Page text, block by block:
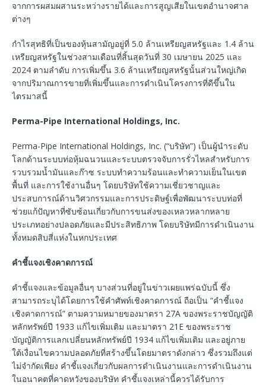
จากการผสมผสานระหว่างรายได้และการสูญเสียในเขตอำนาจศาล
ต่างๆ
กำไรสุทธิที่เป็นของหุ้นสามัญอยู่ที่ 5.0 ล้านเหรียญสหรัฐและ 1.4 ล้าน
เหรียญสหรัฐในช่วงสามเดือนที่สิ้นสุดวันที่ 30 เมษายน 2025 และ
2024 ตามลำดับ การเพิ่มขึ้น 3.6 ล้านเหรียญสหรัฐนั้นส่วนใหญ่เกิด
จากปริมาณการขายที่เพิ่มขึ้นและการดำเนินโครงการที่ดีขึ้นใน
ไตรมาสนี้
Perma-Pipe International Holdings, Inc.
Perma-Pipe International Holdings, Inc. (“บริษัท”) เป็นผู้นำระดับ
โลกด้านระบบท่อหุ้มฉนวนและระบบตรวจจับการรั่วไหลสำหรับการ
รวบรวมน้ำมันและก๊าซ ระบบทำความร้อนและทำความเย็นในเขต
พื้นที่ และการใช้งานอื่นๆ โดยบริษัทใช้ความเชี่ยวชาญและ
ประสบการณ์ด้านวิศวกรรมและการประดิษฐ์เพื่อพัฒนาระบบท่อที่
ช่วยแก้ปัญหาที่ซับซ้อนเกี่ยวกับการขนส่งของเหลวหลากหลาย
ประเภทอย่างปลอดภัยและมีประสิทธิภาพ โดยบริษัทมีการดำเนินงาน
ทั้งหมดสิบสี่แห่งในหกประเทศ
คำชี้แจงเชิงคาดการณ์
คำชี้แจงและข้อมูลอื่นๆ บางส่วนที่อยู่ในข่าวเผยแพร่ฉบับนี้ ซึ่ง
สามารถระบุได้โดยการใช้คำศัพท์เชิงคาดการณ์ ถือเป็น “คำชี้แจง
เชิงคาดการณ์” ตามความหมายของมาตรา 27A ของพระราชบัญญัติ
หลักทรัพย์ปี 1933 แก้ไขเพิ่มเติม และมาตรา 21E ของพระราช
บัญญัติการแลกเปลี่ยนหลักทรัพย์ปี 1934 แก้ไขเพิ่มเติม และอยู่ภาย
ใต้เงื่อนไขความปลอดภัยที่สร้างขึ้นโดยมาตราดังกล่าว ซึ่งรวมถึงแต่
ไม่จำกัดเพียง คำชี้แจงเกี่ยวกับผลการดำเนินงานและการดำเนินงาน
ในอนาคตที่คาดหวังของบริษัท คำชี้แจงเหล่านี้ควรได้รับการ